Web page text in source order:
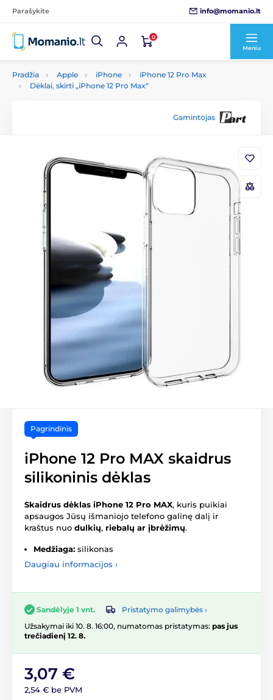
Parašykite info@momanio.lt
0
Meniu
Pradžia Apple iPhone
iPhone 12 Pro Max
Dėklai, skirti „iPhone 12 Pro Max“
Gamintojas
Pagrindinis
iPhone 12 Pro MAX skaidrus
silikoninis dėklas
Skaidrus dėklas iPhone 12 Pro MAX, kuris puikiai
apsaugos Jūsų išmaniojo telefono galinę dalį ir
kraštus nuo dulkių, riebalų ar įbrėžimų.
Medžiaga: silikonas
Daugiau informacijos ›
Sandėlyje 1 vnt.
Pristatymo galimybės ›
Užsakymai iki 10. 8. 16:00, numatomas pristatymas: pas jus
trečiadienį 12. 8.
3,07 €
2,54 € be PVM